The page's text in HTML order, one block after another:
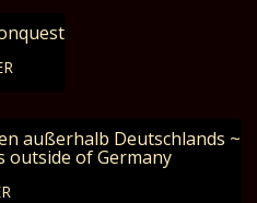
außerhalb Deutschlands ~
of Germany